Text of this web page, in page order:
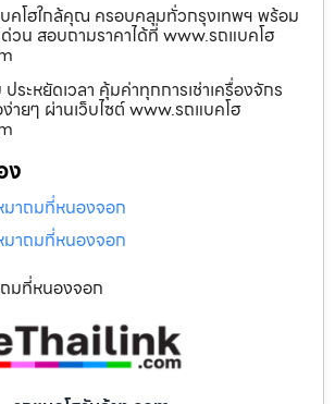
คโฮใกล้คุณ ครอบคลุมทั่วกรุงเทพฯ พร้อม
วน สอบถามราคาได้ที่ www.รถแบคโฮ
ระหยัดเวลา คุ้มค่าทุกการเช่าเครื่องจักร
ายๆ ผ่านเว็บไซต์ www.รถแบคโฮ
ง
มาถมที่หนองจอก
มาถมที่หนองจอก
ถมที่หนองจอก